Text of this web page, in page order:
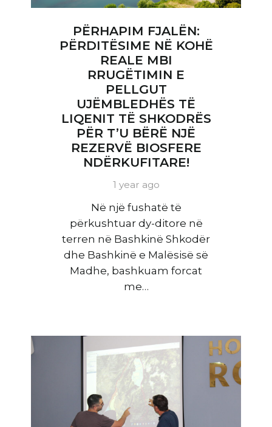
PËRHAPIM FJALËN:
PËRDITËSIME NË KOHË
REALE MBI
RRUGËTIMIN E
PELLGUT
UJËMBLEDHËS TË
LIQENIT TË SHKODRËS
PËR T’U BËRË NJË
REZERVË BIOSFERE
NDËRKUFITARE!
1 year ago
Në një fushatë të
përkushtuar dy-ditore në
terren në Bashkinë Shkodër
dhe Bashkinë e Malësisë së
Madhe, bashkuam forcat
me…